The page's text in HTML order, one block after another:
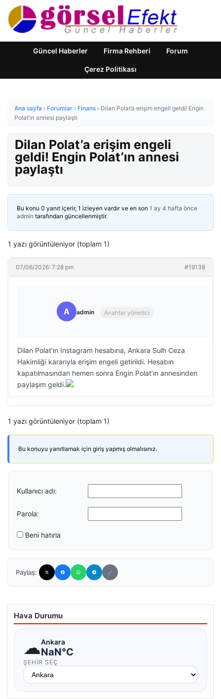
Güncel Haberler Firma Rehberi Forum
Çerez Politikası
Ana sayfa › Forumlar › Finans › Dilan Polat’a erişim engeli geldi! Engin
Polat’ın annesi paylaştı
Dilan Polat’a erişim engeli
geldi! Engin Polat’ın annesi
paylaştı
Bu konu 0 yanıt içerir, 1 izleyen vardır ve en son 1 ay 4 hafta önce
admin tarafından güncellenmiştir.
1 yazı görüntüleniyor (toplam 1)
07/06/2026: 7:28 pm #19138
A admin Anahtar yönetici
Dilan Polat’ın Instagram hesabına, Ankara Sulh Ceza
Hakimliği kararıyla erişim engeli getirildi. Hesabın
kapatılmasından hemen sonra Engin Polat’ın annesinden
paylaşım geldi.
1 yazı görüntüleniyor (toplam 1)
Bu konuyu yanıtlamak için giriş yapmış olmalısınız.
Kullanıcı adı:
Parola:
Beni hatırla
Paylaş:
Hava Durumu
☁Ankara
NaN°C
ŞEHIR SEÇ